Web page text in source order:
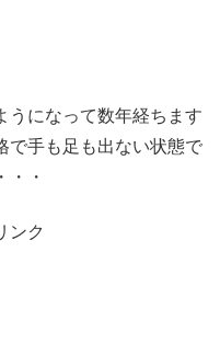
うになって数年経ちます
で手も足も出ない状態で
・・
ンク